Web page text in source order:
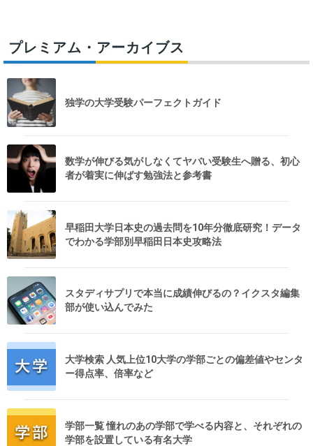
プレミアム・アーカイブス
独学の大学受験パーフェクトガイド
数学が伸びる気がしなくてヤバい受験生へ贈る、初心
者が着実に伸ばす勉強法と参考書
早稲田大学日本史の過去問を10年分徹底研究！データ
でわかる学部別早稲田日本史攻略法
スタディサプリで本当に成績伸びるの？イクスタ編集
部が使い込んでみた
大学検索 人気上位10大学の学部ごとの偏差値やセンタ
ー得点率、倍率など
学部一覧 憧れのあの学部で学べる内容と、それぞれの
学部を設置している有名大学